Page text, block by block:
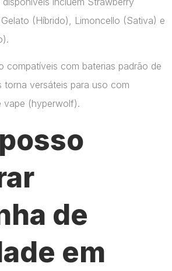
(Híbrido), Limoncello (Sativa) e
compatíveis com baterias padrão de
torna versáteis para uso com
vape​ (hyperwolf)​.
de
em